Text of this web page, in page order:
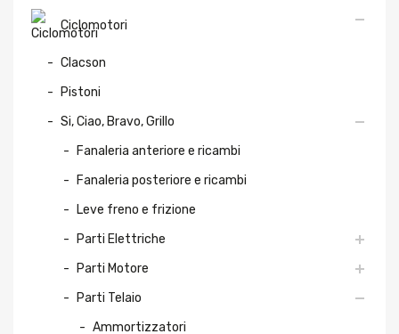
Ciclomotori
Clacson
Pistoni
Si, Ciao, Bravo, Grillo
Fanaleria anteriore e ricambi
Fanaleria posteriore e ricambi
Leve freno e frizione
Parti Elettriche
Parti Motore
Parti Telaio
Ammortizzatori